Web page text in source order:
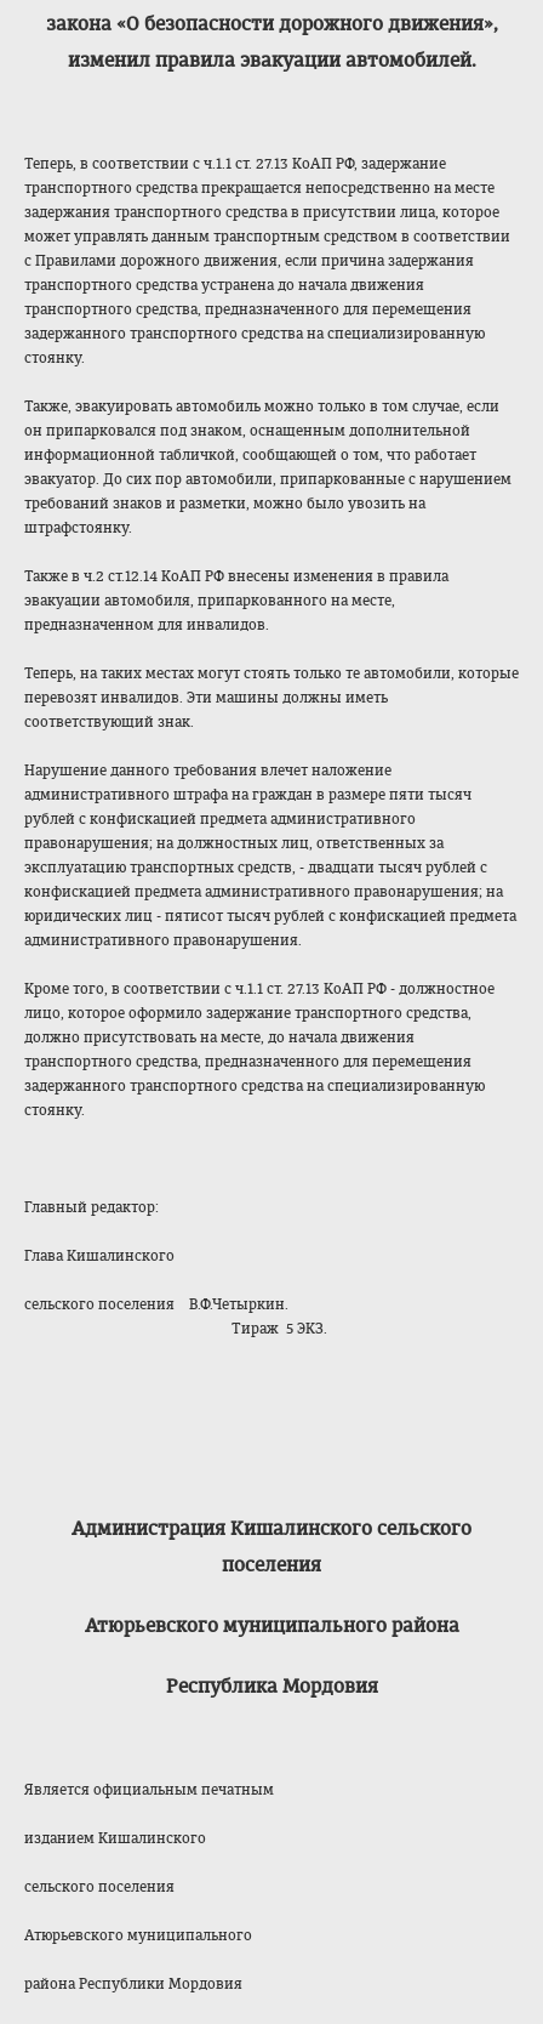
закона «О безопасности дорожного движения»,
изменил правила эвакуации автомобилей.
Теперь, в соответствии с ч.1.1 ст. 27.13 КоАП РФ, задержание
транспортного средства прекращается непосредственно на месте
задержания транспортного средства в присутствии лица, которое
может управлять данным транспортным средством в соответствии
с Правилами дорожного движения, если причина задержания
транспортного средства устранена до начала движения
транспортного средства, предназначенного для перемещения
задержанного транспортного средства на специализированную
стоянку.
Также, эвакуировать автомобиль можно только в том случае, если
он припарковался под знаком, оснащенным дополнительной
информационной табличкой, сообщающей о том, что работает
эвакуатор. До сих пор автомобили, припаркованные с нарушением
требований знаков и разметки, можно было увозить на
штрафстоянку.
Также в ч.2 ст.12.14 КоАП РФ внесены изменения в правила
эвакуации автомобиля, припаркованного на месте,
предназначенном для инвалидов.
Теперь, на таких местах могут стоять только те автомобили, которые
перевозят инвалидов. Эти машины должны иметь
соответствующий знак.
Нарушение данного требования влечет наложение
административного штрафа на граждан в размере пяти тысяч
рублей с конфискацией предмета административного
правонарушения; на должностных лиц, ответственных за
эксплуатацию транспортных средств, - двадцати тысяч рублей с
конфискацией предмета административного правонарушения; на
юридических лиц - пятисот тысяч рублей с конфискацией предмета
административного правонарушения.
Кроме того, в соответствии с ч.1.1 ст. 27.13 КоАП РФ - должностное
лицо, которое оформило задержание транспортного средства,
должно присутствовать на месте, до начала движения
транспортного средства, предназначенного для перемещения
задержанного транспортного средства на специализированную
стоянку.
Главный редактор:
Глава Кишалинского
сельского поселения В.Ф.Четыркин.
Тираж 5 ЭКЗ.
Администрация Кишалинского сельского
поселения
Атюрьевского муниципального района
Республика Мордовия
Является официальным печатным
изданием Кишалинского
сельского поселения
Атюрьевского муниципального
района Республики Мордовия